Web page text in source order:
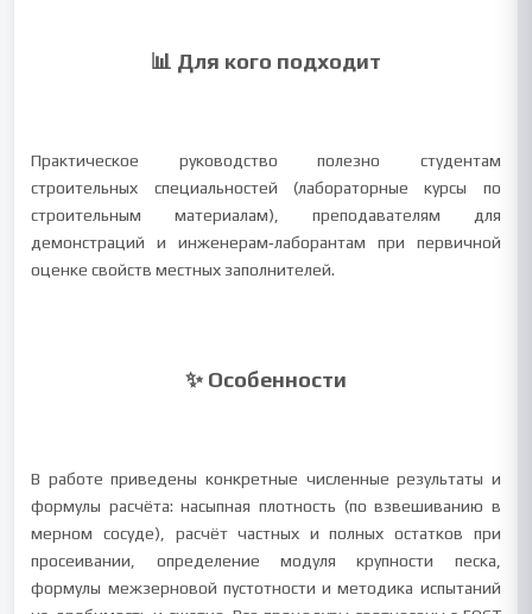
📊 Для кого подходит
Практическое руководство полезно студентам
строительных специальностей (лабораторные курсы по
строительным материалам), преподавателям для
демонстраций и инженерам‑лаборантам при первичной
оценке свойств местных заполнителей.
✨ Особенности
В работе приведены конкретные численные результаты и
формулы расчёта: насыпная плотность (по взвешиванию в
мерном сосуде), расчёт частных и полных остатков при
просеивании, определение модуля крупности песка,
формулы межзерновой пустотности и методика испытаний